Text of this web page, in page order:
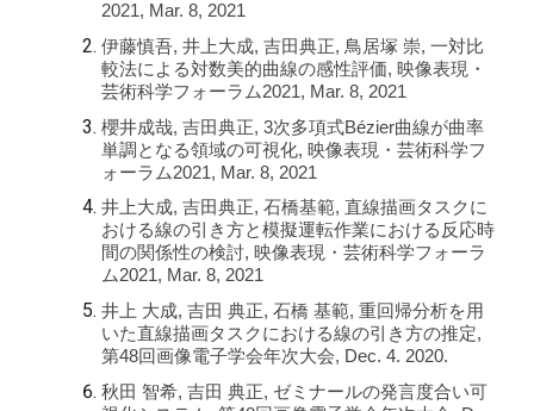
2021, Mar. 8, 2021
伊藤慎吾, 井上大成, 吉田典正, 鳥居塚 崇, 一対比
較法による対数美的曲線の感性評価, 映像表現・
芸術科学フォーラム2021, Mar. 8, 2021
櫻井成哉, 吉田典正, 3次多項式Bézier曲線が曲率
単調となる領域の可視化, 映像表現・芸術科学フ
ォーラム2021, Mar. 8, 2021
井上大成, 吉田典正, 石橋基範, 直線描画タスクに
おける線の引き方と模擬運転作業における反応時
間の関係性の検討, 映像表現・芸術科学フォーラ
ム2021, Mar. 8, 2021
井上 大成, 吉田 典正, 石橋 基範, 重回帰分析を用
いた直線描画タスクにおける線の引き方の推定,
第48回画像電子学会年次大会, Dec. 4. 2020.
秋田 智希, 吉田 典正, ゼミナールの発言度合い可